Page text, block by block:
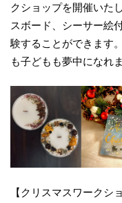
クショップを開催いた
スボード、シーサー絵
験することができます
も子どもも夢中になれ
【クリスマスワークシ